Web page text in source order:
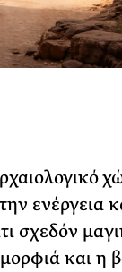
ενέργεια
σχεδόν
και η
Ακόμη
ΡΙΑ ΣΠΥΡΟΥ